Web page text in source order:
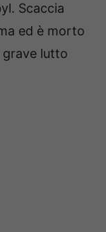
Scaccia
ed è morto
grave lutto